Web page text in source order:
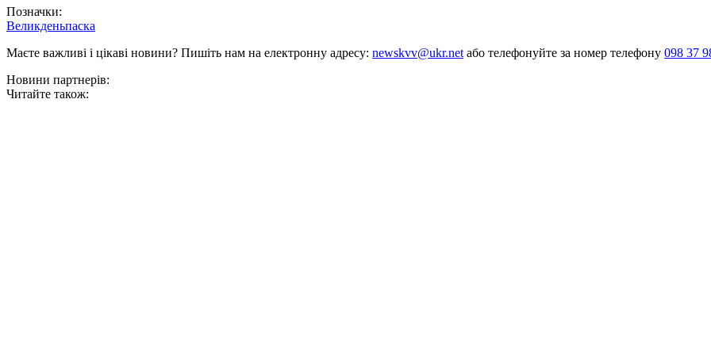
Позначки:
Великденьпаска
Маєте важливі і цікаві новини? Пишіть нам на електронну адресу: newskvv@ukr.netабо телефонуйте за номер телефону 098 37
Новини партнерів:
Читайте також: